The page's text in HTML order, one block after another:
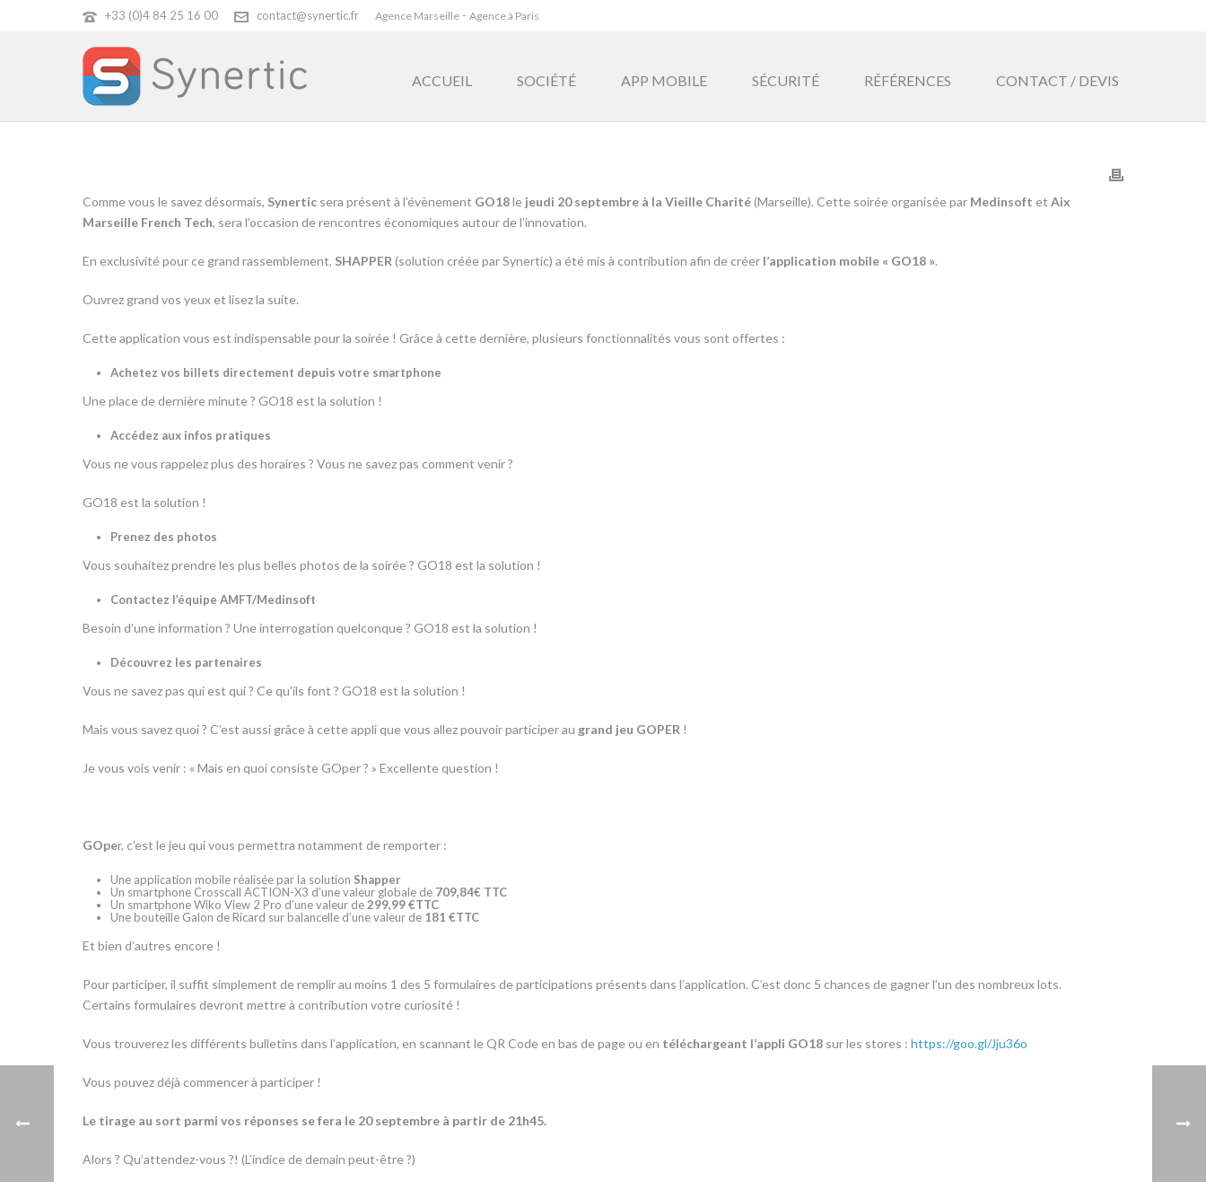
+33 (0)4 84 25 16 00 contact@synertic.fr Agence Marseille - Agence à Paris
ACCUEIL SOCIÉTÉ APP MOBILE SÉCURITÉ RÉFÉRENCES CONTACT / DEVIS
Comme vous le savez désormais, Synertic sera présent à l’évènement GO18le jeudi 20 septembre à la Vieille Charité(Marseille). Cette soirée organisée par Medinsoft et Aix
Marseille French Tech, sera l’occasion de rencontres économiques autour de l’innovation.
En exclusivité pour ce grand rassemblement, SHAPPER (solution créée par Synertic) a été mis à contribution afin de créer l’application mobile « GO18 ».
Ouvrez grand vos yeux et lisez la suite.
Cette application vous est indispensable pour la soirée ! Grâce à cette dernière, plusieurs fonctionnalités vous sont offertes :
Achetez vos billets directement depuis votre smartphone
Une place de dernière minute ? GO18 est la solution !
Accédez aux infos pratiques
Vous ne vous rappelez plus des horaires ? Vous ne savez pas comment venir ?
GO18 est la solution !
Prenez des photos
Vous souhaitez prendre les plus belles photos de la soirée ? GO18 est la solution !
Contactez l’équipe AMFT/Medinsoft
Besoin d’une information ? Une interrogation quelconque ? GO18 est la solution !
Découvrez les partenaires
Vous ne savez pas qui est qui ? Ce qu’ils font ? GO18 est la solution !
Mais vous savez quoi ? C’est aussi grâce à cette appli que vous allez pouvoir participer au grand jeu GOPER !
Je vous vois venir : « Mais en quoi consiste GOper ? » Excellente question !
GOper, c’est le jeu qui vous permettra notamment de remporter :
Une application mobile réalisée par la solution Shapper
Un smartphone Crosscall ACTION-X3 d’une valeur globale de 709,84€ TTC
Un smartphone Wiko View 2 Pro d’une valeur de299,99 €TTC
Une bouteille Galon de Ricard sur balancelle d’une valeur de 181 €TTC
Et bien d’autres encore !
Pour participer, il suffit simplement de remplir au moins 1 des 5 formulaires de participations présents dans l’application. C’est donc 5 chances de gagner l’un des nombreux lots.
Certains formulaires devront mettre à contribution votre curiosité !
Vous trouverez les différents bulletins dans l’application, en scannant le QR Code en bas de page ou en téléchargeant l’appli GO18 sur les stores : https://goo.gl/Jju36o
Vous pouvez déjà commencer à participer !
Le tirage au sort parmi vos réponses se fera le 20 septembre à partir de 21h45.
Alors ? Qu’attendez-vous ?! (L’indice de demain peut-être ?)